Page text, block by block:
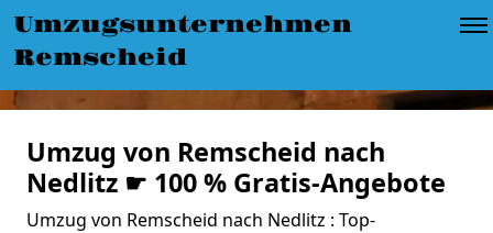
Umzugsunternehmen
Remscheid
Umzug von Remscheid nach
Nedlitz ☛ 100 % Gratis-Angebote
Umzug von Remscheid nach Nedlitz : Top-